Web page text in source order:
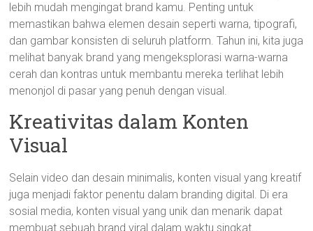
lebih mudah mengingat brand kamu. Penting untuk
memastikan bahwa elemen desain seperti warna, tipografi,
dan gambar konsisten di seluruh platform. Tahun ini, kita juga
melihat banyak brand yang mengeksplorasi warna-warna
cerah dan kontras untuk membantu mereka terlihat lebih
menonjol di pasar yang penuh dengan visual.
Kreativitas dalam Konten
Visual
Selain video dan desain minimalis, konten visual yang kreatif
juga menjadi faktor penentu dalam branding digital. Di era
sosial media, konten visual yang unik dan menarik dapat
membuat sebuah brand viral dalam waktu singkat.